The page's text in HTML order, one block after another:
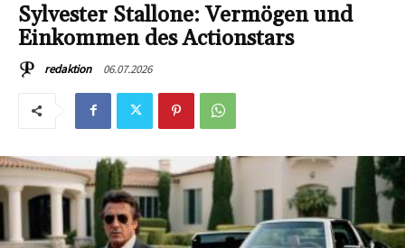
Sylvester Stallone: Vermögen und
Einkommen des Actionstars
redaktion 06.07.2026